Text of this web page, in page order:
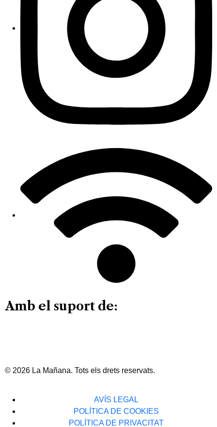
Amb el suport de:
© 2026 La Mañana. Tots els drets reservats.
AVÍS LEGAL
POLÍTICA DE COOKIES
POLÍTICA DE PRIVACITAT